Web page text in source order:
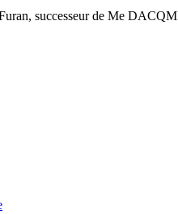
successeur de Me